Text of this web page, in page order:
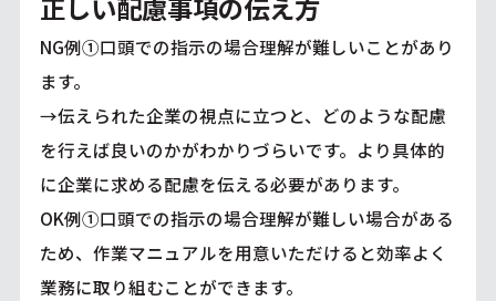
正しい配慮事項の伝え方
NG例①口頭での指示の場合理解が難しいことがあり
ます。
→伝えられた企業の視点に立つと、どのような配慮
を行えば良いのかがわかりづらいです。より具体的
に企業に求める配慮を伝える必要があります。
OK例①口頭での指示の場合理解が難しい場合がある
ため、作業マニュアルを用意いただけると効率よく
業務に取り組むことができます。